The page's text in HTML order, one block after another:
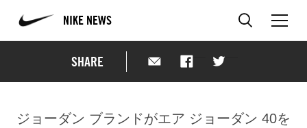
NIKE NEWS
SHARE
ジョーダン ブランドがエア ジョーダン 40を